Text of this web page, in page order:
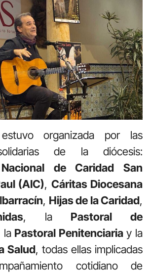
organizada por las
de la diócesis:
de Caridad San
(AIC), Cáritas Diocesana
, Hijas de la Caridad,
, la Pastoral de
la Pastoral Penitenciariay la
Salud, todas ellas implicadas
cotidiano de